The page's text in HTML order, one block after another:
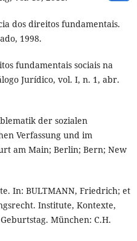
dos direitos fundamentais.
1998.
fundamentais sociais na
Jurídico, vol. I, n. 1, abr.
der sozialen
Verfassung und im
am Main; Berlin; Bern; New
In: BULTMANN, Friedrich; et
Institute, Kontexte,
München: C.H.